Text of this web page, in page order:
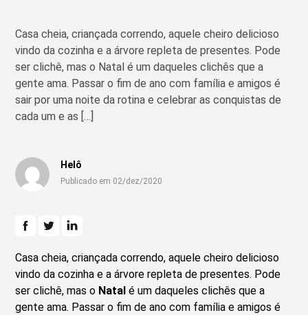
Casa cheia, criançada correndo, aquele cheiro delicioso
vindo da cozinha e a árvore repleta de presentes. Pode
ser clichê, mas o Natal é um daqueles clichês que a
gente ama. Passar o fim de ano com família e amigos é
sair por uma noite da rotina e celebrar as conquistas de
cada um e as […]
Helô
Publicado em 02/dez/2020
Casa cheia, criançada correndo, aquele cheiro delicioso
vindo da cozinha e a árvore repleta de presentes. Pode
ser clichê, mas o Natal é um daqueles clichês que a
gente ama. Passar o fim de ano com família e amigos é